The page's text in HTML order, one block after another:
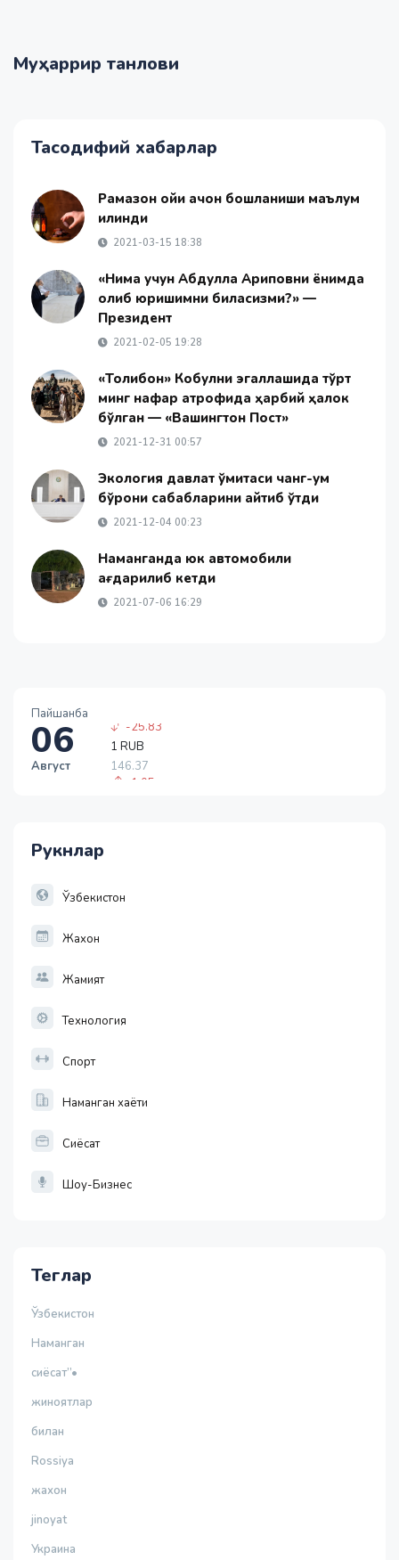
Пайшанба
06
Август
1 RUB
146.37
-1.05
Рукнлар
Ўзбекистон
Жахон
Жамият
Технология
Спорт
Наманган хаёти
Сиёсат
Шоу-Бизнес
Теглар
Ўзбекистон
Наманган
сиёсат”•
жиноятлар
билан
Rossiya
жахон
jinoyat
Украина
Муҳаррир танлови
Тасодифий хабарлар
Рамазон ойи қачон бошланиши маълум
қилинди
2021-03-15 18:38
«Нима учун Абдулла Ариповни ёнимда
олиб юришимни биласизми?» —
Президент
2021-02-05 19:28
«Толибон» Кобулни эгаллашида тўрт
минг нафар атрофида ҳарбий ҳалок
бўлган — «Вашингтон Пост»
2021-12-31 00:57
Экология давлат қўмитаси чанг-қум
бўрони сабабларини айтиб ўтди
2021-12-04 00:23
Наманганда юк автомобили
ағдарилиб кетди
2021-07-06 16:29